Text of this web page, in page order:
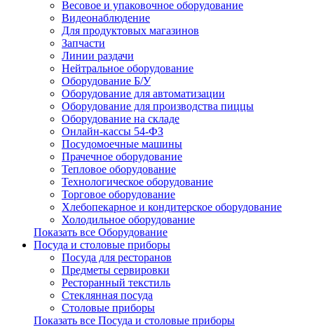
Весовое и упаковочное оборудование
Видеонаблюдение
Для продуктовых магазинов
Запчасти
Линии раздачи
Нейтральное оборудование
Оборудование Б/У
Оборудование для автоматизации
Оборудование для производства пиццы
Оборудование на складе
Онлайн-кассы 54-ФЗ
Посудомоечные машины
Прачечное оборудование
Тепловое оборудование
Технологическое оборудование
Торговое оборудование
Хлебопекарное и кондитерское оборудование
Холодильное оборудование
Показать все Оборудование
Посуда и столовые приборы
Посуда для ресторанов
Предметы сервировки
Ресторанный текстиль
Стеклянная посуда
Столовые приборы
Показать все Посуда и столовые приборы